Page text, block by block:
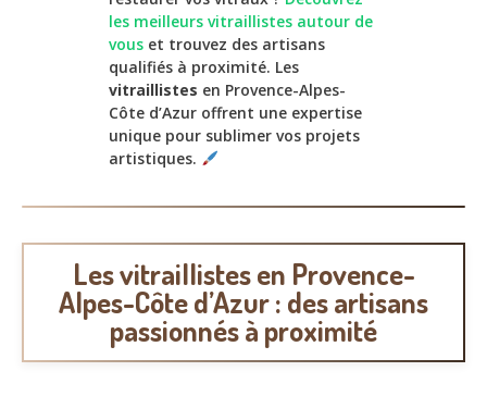
les meilleurs vitraillistes autour de
vous et trouvez des artisans
qualifiés à proximité. Les
vitraillistes en Provence-Alpes-
Côte d’Azur offrent une expertise
unique pour sublimer vos projets
artistiques.
Les vitraillistes en Provence-
Alpes-Côte d’Azur : des artisans
passionnés à proximité